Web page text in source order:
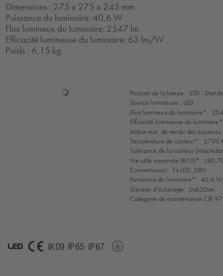
Dimensions : 275 x 275 x 245 mm
Puissance du luminaire: 40,6 W
Flux lumineux du luminaire: 2547 lm
Efficacité lumineuse du luminaire: 63 lm/W
Poids : 6,15 kg
Sélection
de
mode
Position de la lampe: STD -
Source lumineuse: LED
Flux lumineux du luminaire*:
Efficacité lumineuse du
Indice min. de rendu des couleurs:
Température de couleur*: 2700
Tolérance de la couleur
Vie utile nominale (B10)*: L80
Convertisseur: 1x LED_DRV
Puissance du luminaire*: 40,6 W
Gestion d’éclairage: Dali2Dim
Catégorie de maintenance CIE